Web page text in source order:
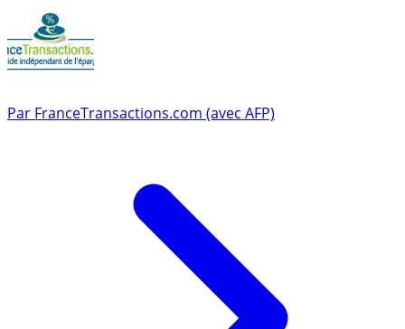
Par FranceTransactions.com (avec AFP)